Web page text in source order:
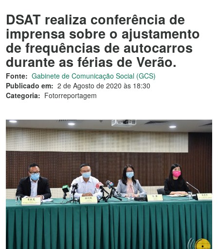
DSAT realiza conferência de
imprensa sobre o ajustamento
de frequências de autocarros
durante as férias de Verão.
Fonte: Gabinete de Comunicação Social (GCS)
Publicado em: 2 de Agosto de 2020 às 18:30
Categoria: Fotorreportagem